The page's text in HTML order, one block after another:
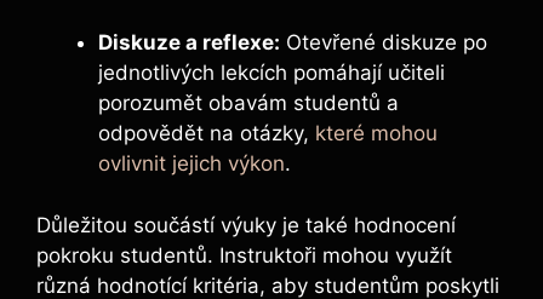
Diskuze a reflexe: Otevřené diskuze po
jednotlivých lekcích pomáhají učiteli
porozumět obavám studentů a
odpovědět na otázky, které mohou
ovlivnit jejich výkon.
Důležitou součástí výuky je také hodnocení
pokroku studentů. Instruktoři mohou využít
různá hodnotící kritéria, aby studentům poskytli